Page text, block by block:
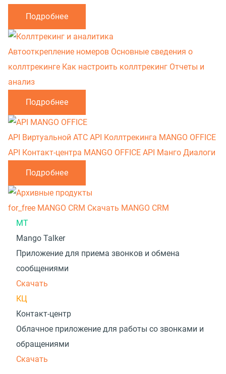
Подробнее
Автооткрепление номеров Основные сведения о
коллтрекинге Как настроить коллтрекинг Отчеты и
анализ
Подробнее
API Виртуальной АТС API Коллтрекинга MANGO OFFICE
API Контакт-центра MANGO OFFICE API Манго Диалоги
Подробнее
for_free MANGO CRM Скачать MANGO CRM
MT
Mango Talker
Приложение для приема звонков и обмена
сообщениями
Скачать
КЦ
Контакт-центр
Облачное приложение для работы со звонками и
обращениями
Скачать